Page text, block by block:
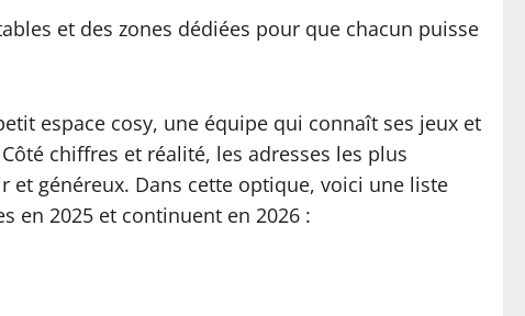
et des zones dédiées pour que chacun puisse
espace cosy, une équipe qui connaît ses jeux et
chiffres et réalité, les adresses les plus
généreux. Dans cette optique, voici une liste
en 2025 et continuent en 2026 :